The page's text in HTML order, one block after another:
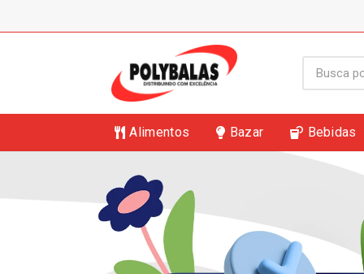
Alimentos Bazar Bebidas